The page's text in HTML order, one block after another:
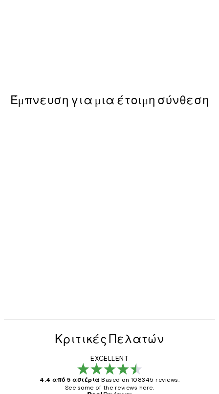
Έμπνευση για μια έτοιμη σύνθεση
Κριτικές Πελατών
EXCELLENT
4.4 από 5 αστέρια Based on 108345 reviews.
See some of the reviews here.